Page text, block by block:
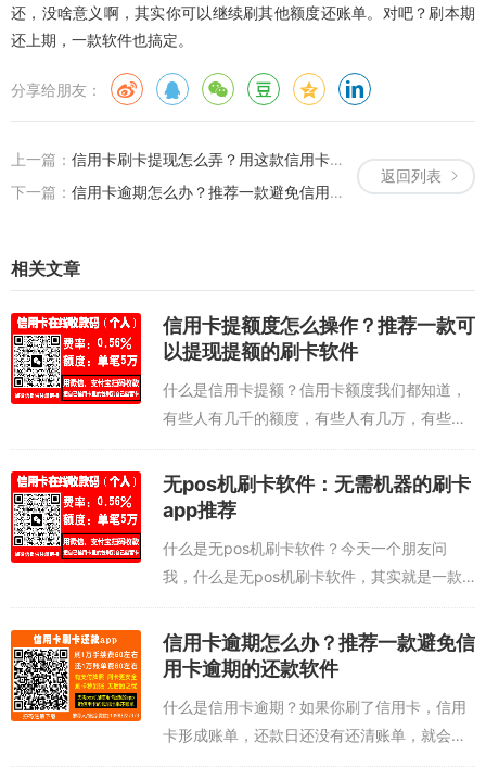
还，没啥意义啊，其实你可以继续刷其他额度还账单。对吧？刷本期
还上期，一款软件也搞定。
分享给朋友：
返回列表
上一篇： 信用卡刷卡提现怎么弄？用这款信用卡刷卡提现软件
下一篇： 信用卡逾期怎么办？推荐一款避免信用卡逾期的还款软件
相关文章
信用卡提额度怎么操作？推荐一款可
以提现提额的刷卡软件
什么是信用卡提额？信用卡额度我们都知道，
有些人有几千的额度，有些人有几万，有些人
有几十万的额度，差别为什么这么大呢？如果
你想提高额度，又要怎么提呢？我们先看看提
高额度有什么用呢？很多朋友可能觉得额度
无pos机刷卡软件：无需机器的刷卡
app推荐
什么是无pos机刷卡软件？今天一个朋友问
我，什么是无pos机刷卡软件，其实就是一款
无需器具的刷卡app，我们都知道刷信用卡必
须使用pos机对吧？那是几年前的说法，现在
刷信用卡不是必须使用pos机，因为...
信用卡逾期怎么办？推荐一款避免信
用卡逾期的还款软件
什么是信用卡逾期？如果你刷了信用卡，信用
卡形成账单，还款日还没有还清账单，就会逾
期。逾期的后果可能大家都知道，是挺严重